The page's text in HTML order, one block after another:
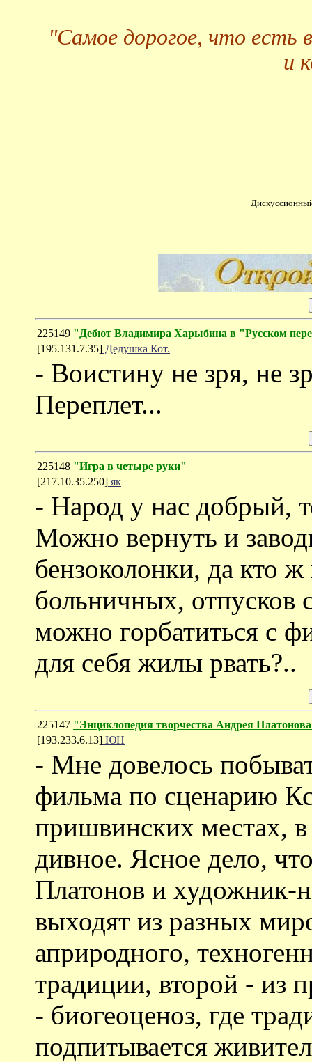
"Самое дорогое, что есть
и
225149 "Дебют Владимира Харыбина в "Русском
[195.131.7.35] Дедушка Кот.
- Воистину не зря, не
Переплет...
225148 "Игра в четыре руки"
[217.10.35.250] як
- Народ у нас добрый,
Можно вернуть и
бензоколонки, да кто
больничных, отпусков
можно горбатиться с
для себя жилы рвать?..
225147 "Энциклопедия творчества Андрея
[193.233.6.13] ЮН
- Мне довелось
фильма по сценарию
пришвинских местах, в
дивное. Ясное дело,
Платонов и
выходят из разных
априродного,
традиции, второй - из
- биогеоценоз, где
подпитывается